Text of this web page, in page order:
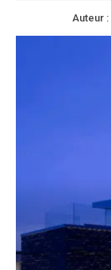
Auteur :